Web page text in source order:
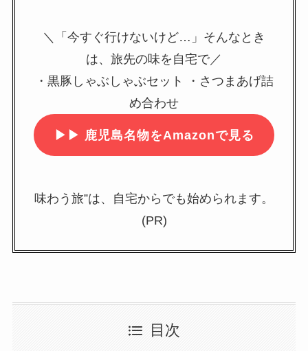
＼「今すぐ行けないけど…」そんなとき
は、旅先の味を自宅で／
・黒豚しゃぶしゃぶセット ・さつまあげ詰
め合わせ
▶▶ 鹿児島名物をAmazonで見る
味わう旅”は、自宅からでも始められます。
(PR)
目次